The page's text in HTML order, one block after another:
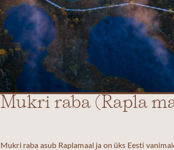
Mukri raba (Rapla
Mukri raba asub Raplamaal ja on üks Eesti